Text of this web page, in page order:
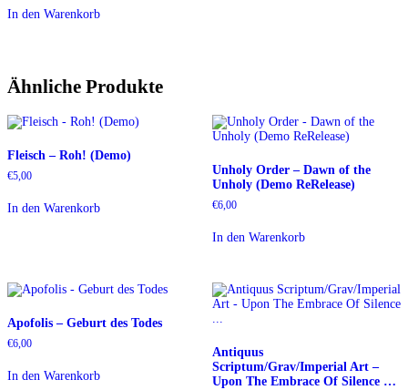
war:
€7,00€6,00.
In den Warenkorb
Ähnliche Produkte
Fleisch – Roh! (Demo)
€5,00
In den Warenkorb
Unholy Order – Dawn of the
Unholy (Demo ReRelease)
€6,00
In den Warenkorb
Apofolis – Geburt des Todes
€6,00
In den Warenkorb
Antiquus
Scriptum/Grav/Imperial Art –
Upon The Embrace Of Silence …